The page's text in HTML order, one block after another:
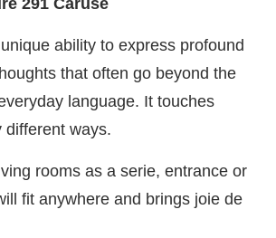
291 Caruse
ability to express profound
that often go beyond the
language. It touches
different ways.
rooms as a serie, entrance or
fit anywhere and brings joie de